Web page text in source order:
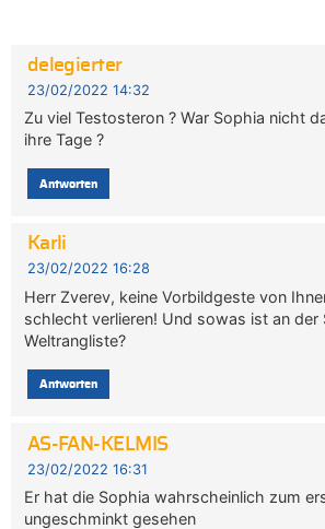
delegierter
23/02/2022 14:32
Zu viel Testosteron ? War Sophia nicht
ihre Tage ?
Antworten
Karli
23/02/2022 16:28
Herr Zverev, keine Vorbildgeste von
schlecht verlieren! Und sowas ist an der
Weltrangliste?
Antworten
AS-FAN-KELMIS
23/02/2022 16:31
Er hat die Sophia wahrscheinlich zum
ungeschminkt gesehen